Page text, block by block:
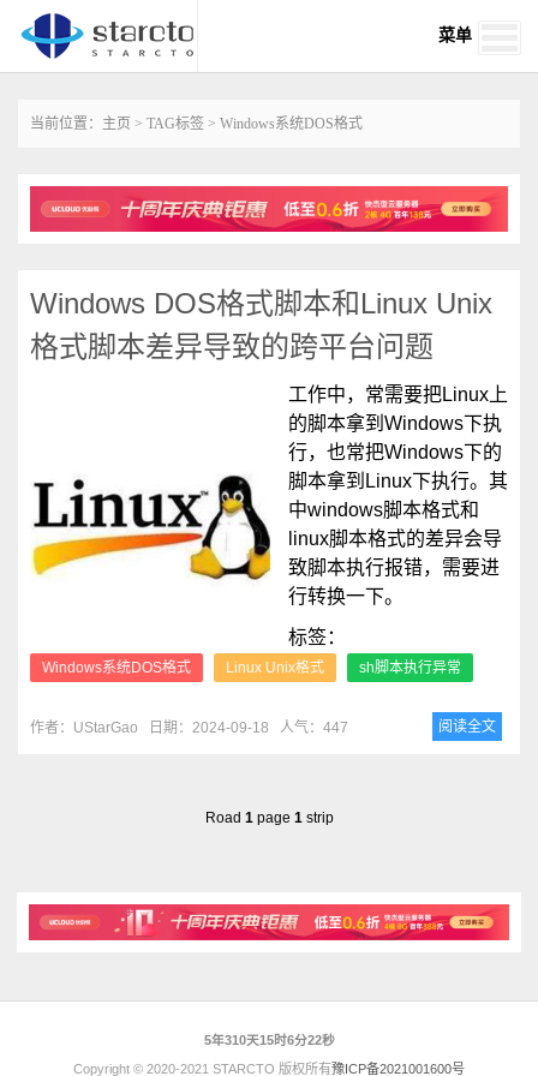
菜单
当前位置： 主页 > TAG标签 > Windows系统DOS格式
Windows DOS格式脚本和Linux Unix
格式脚本差异导致的跨平台问题
工作中，常需要把Linux上
的脚本拿到Windows下执
行，也常把Windows下的
脚本拿到Linux下执行。其
中windows脚本格式和
linux脚本格式的差异会导
致脚本执行报错，需要进
行转换一下。
标签：
Windows系统DOS格式 Linux Unix格式 sh脚本执行异常
作者：UStarGao 日期：2024-09-18 人气：447 阅读全文
Road 1page 1strip
5年310天15时6分22秒
Copyright © 2020-2021 STARCTO 版权所有豫ICP备2021001600号